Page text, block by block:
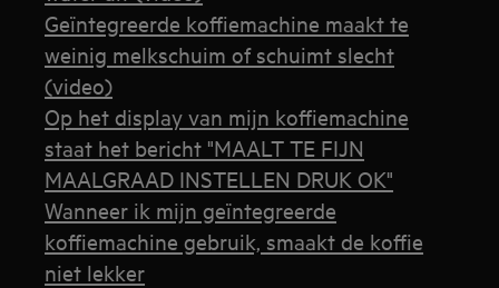
Geïntegreerde koffiemachine maakt te
weinig melkschuim of schuimt slecht
(video)
Op het display van mijn koffiemachine
staat het bericht "MAALT TE FIJN
MAALGRAAD INSTELLEN DRUK OK"
Wanneer ik mijn geïntegreerde
koffiemachine gebruik, smaakt de koffie
niet lekker